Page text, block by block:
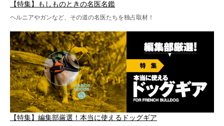
【特集】もしものときの名医名鑑
ヘルニアやガンなど、その道の名医たちを独占取材！
【特集】編集部厳選！本当に使えるドッグギア